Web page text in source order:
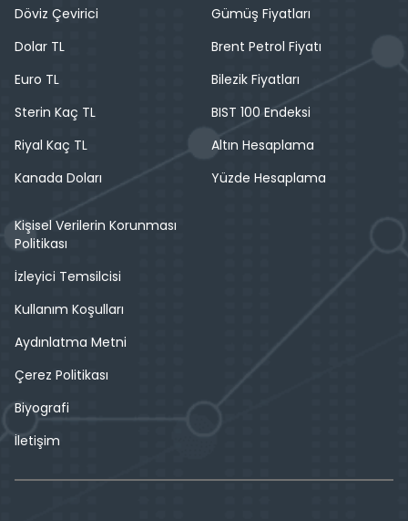
Döviz Çevirici
Dolar TL
Euro TL
Sterin Kaç TL
Riyal Kaç TL
Kanada Doları
Gümüş Fiyatları
Brent Petrol Fiyatı
Bilezik Fiyatları
BIST 100 Endeksi
Altın Hesaplama
Yüzde Hesaplama
Kişisel Verilerin Korunması
Politikası
İzleyici Temsilcisi
Kullanım Koşulları
Aydınlatma Metni
Çerez Politikası
Biyografi
İletişim